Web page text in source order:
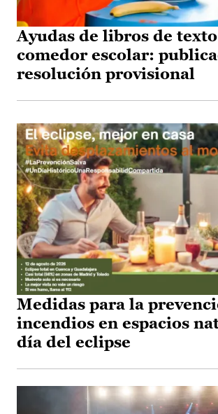
Ayudas de libros de
comedor escolar:
resolución provisional
Medidas para la
incendios en espacios
día del eclipse